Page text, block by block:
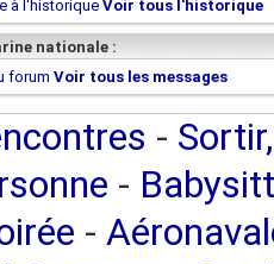
à l'historique Voir tous l'historique
nationale :
forum Voir tous les messages
-
-
-